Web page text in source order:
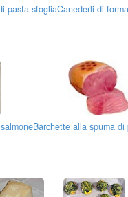
pasta sfogliaCanederli di
Barchette alla spuma di